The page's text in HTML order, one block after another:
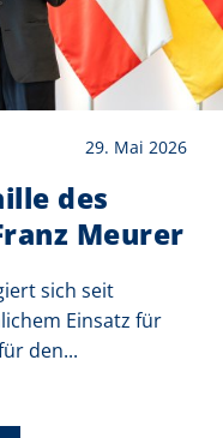
29. Mai 2026
des
Meurer
sich seit
Einsatz für
den...